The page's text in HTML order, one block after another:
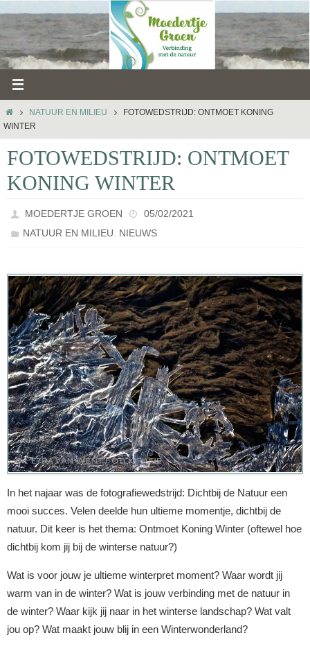
naar
inhoud
HOMENATUUR EN MILIEU
FOTOWEDSTRIJD: ONTMOET KONING
WINTER
FOTOWEDSTRIJD: ONTMOET
KONING WINTER
MOEDERTJE GROEN
05/02/2021
NATUUR EN MILIEU, NIEUWS
In het najaar was de fotografiewedstrijd: Dichtbij de Natuur een
mooi succes. Velen deelde hun ultieme momentje, dichtbij de
natuur. Dit keer is het thema: Ontmoet Koning Winter (oftewel hoe
dichtbij kom jij bij de winterse natuur?)
Wat is voor jouw je ultieme winterpret moment? Waar wordt jij
warm van in de winter? Wat is jouw verbinding met de natuur in
de winter? Waar kijk jij naar in het winterse landschap? Wat valt
jou op? Wat maakt jouw blij in een Winterwonderland?